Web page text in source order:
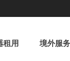
租用 境外服